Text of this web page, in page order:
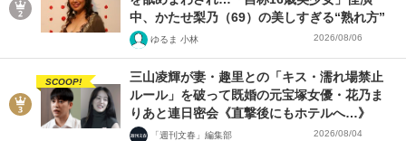
中、かたせ梨乃（69）の美しすぎる“熟れ方”
ゆるま 小林 2026/08/06
SCOOP!
三山凌輝が妻・趣里との「キス・濡れ場禁止
ルール」を破って既婚の元宝塚女優・花乃ま
りあと連日密会《直撃後にもホテルへ…》
「週刊文春」編集部 2026/08/04